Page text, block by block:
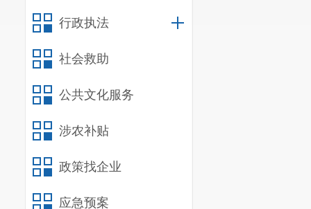
行政执法
社会救助
公共文化服务
涉农补贴
政策找企业
应急预案